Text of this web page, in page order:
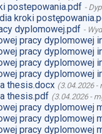
postepowania.pdf -
kroki
dyplomowej.pdf -
pracy dyplomowej
pracy dyplomowej
pracy dyplomowej
pracy dyplomowej
thesis.docx (3.04.2026-
thesis.pdf (3.04.2026-
pracy dyplomowej
pracy dyplomowej
pracy dyplomowej